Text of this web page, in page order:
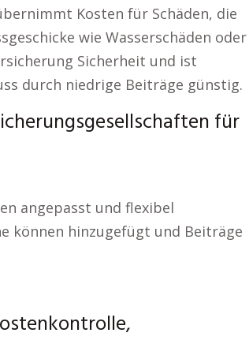
Kosten für Schäden, die
wie Wasserschäden oder
Sicherheit und ist
durch niedrige Beiträge günstig.
für
angepasst und flexibel
können hinzugefügt und Beiträge